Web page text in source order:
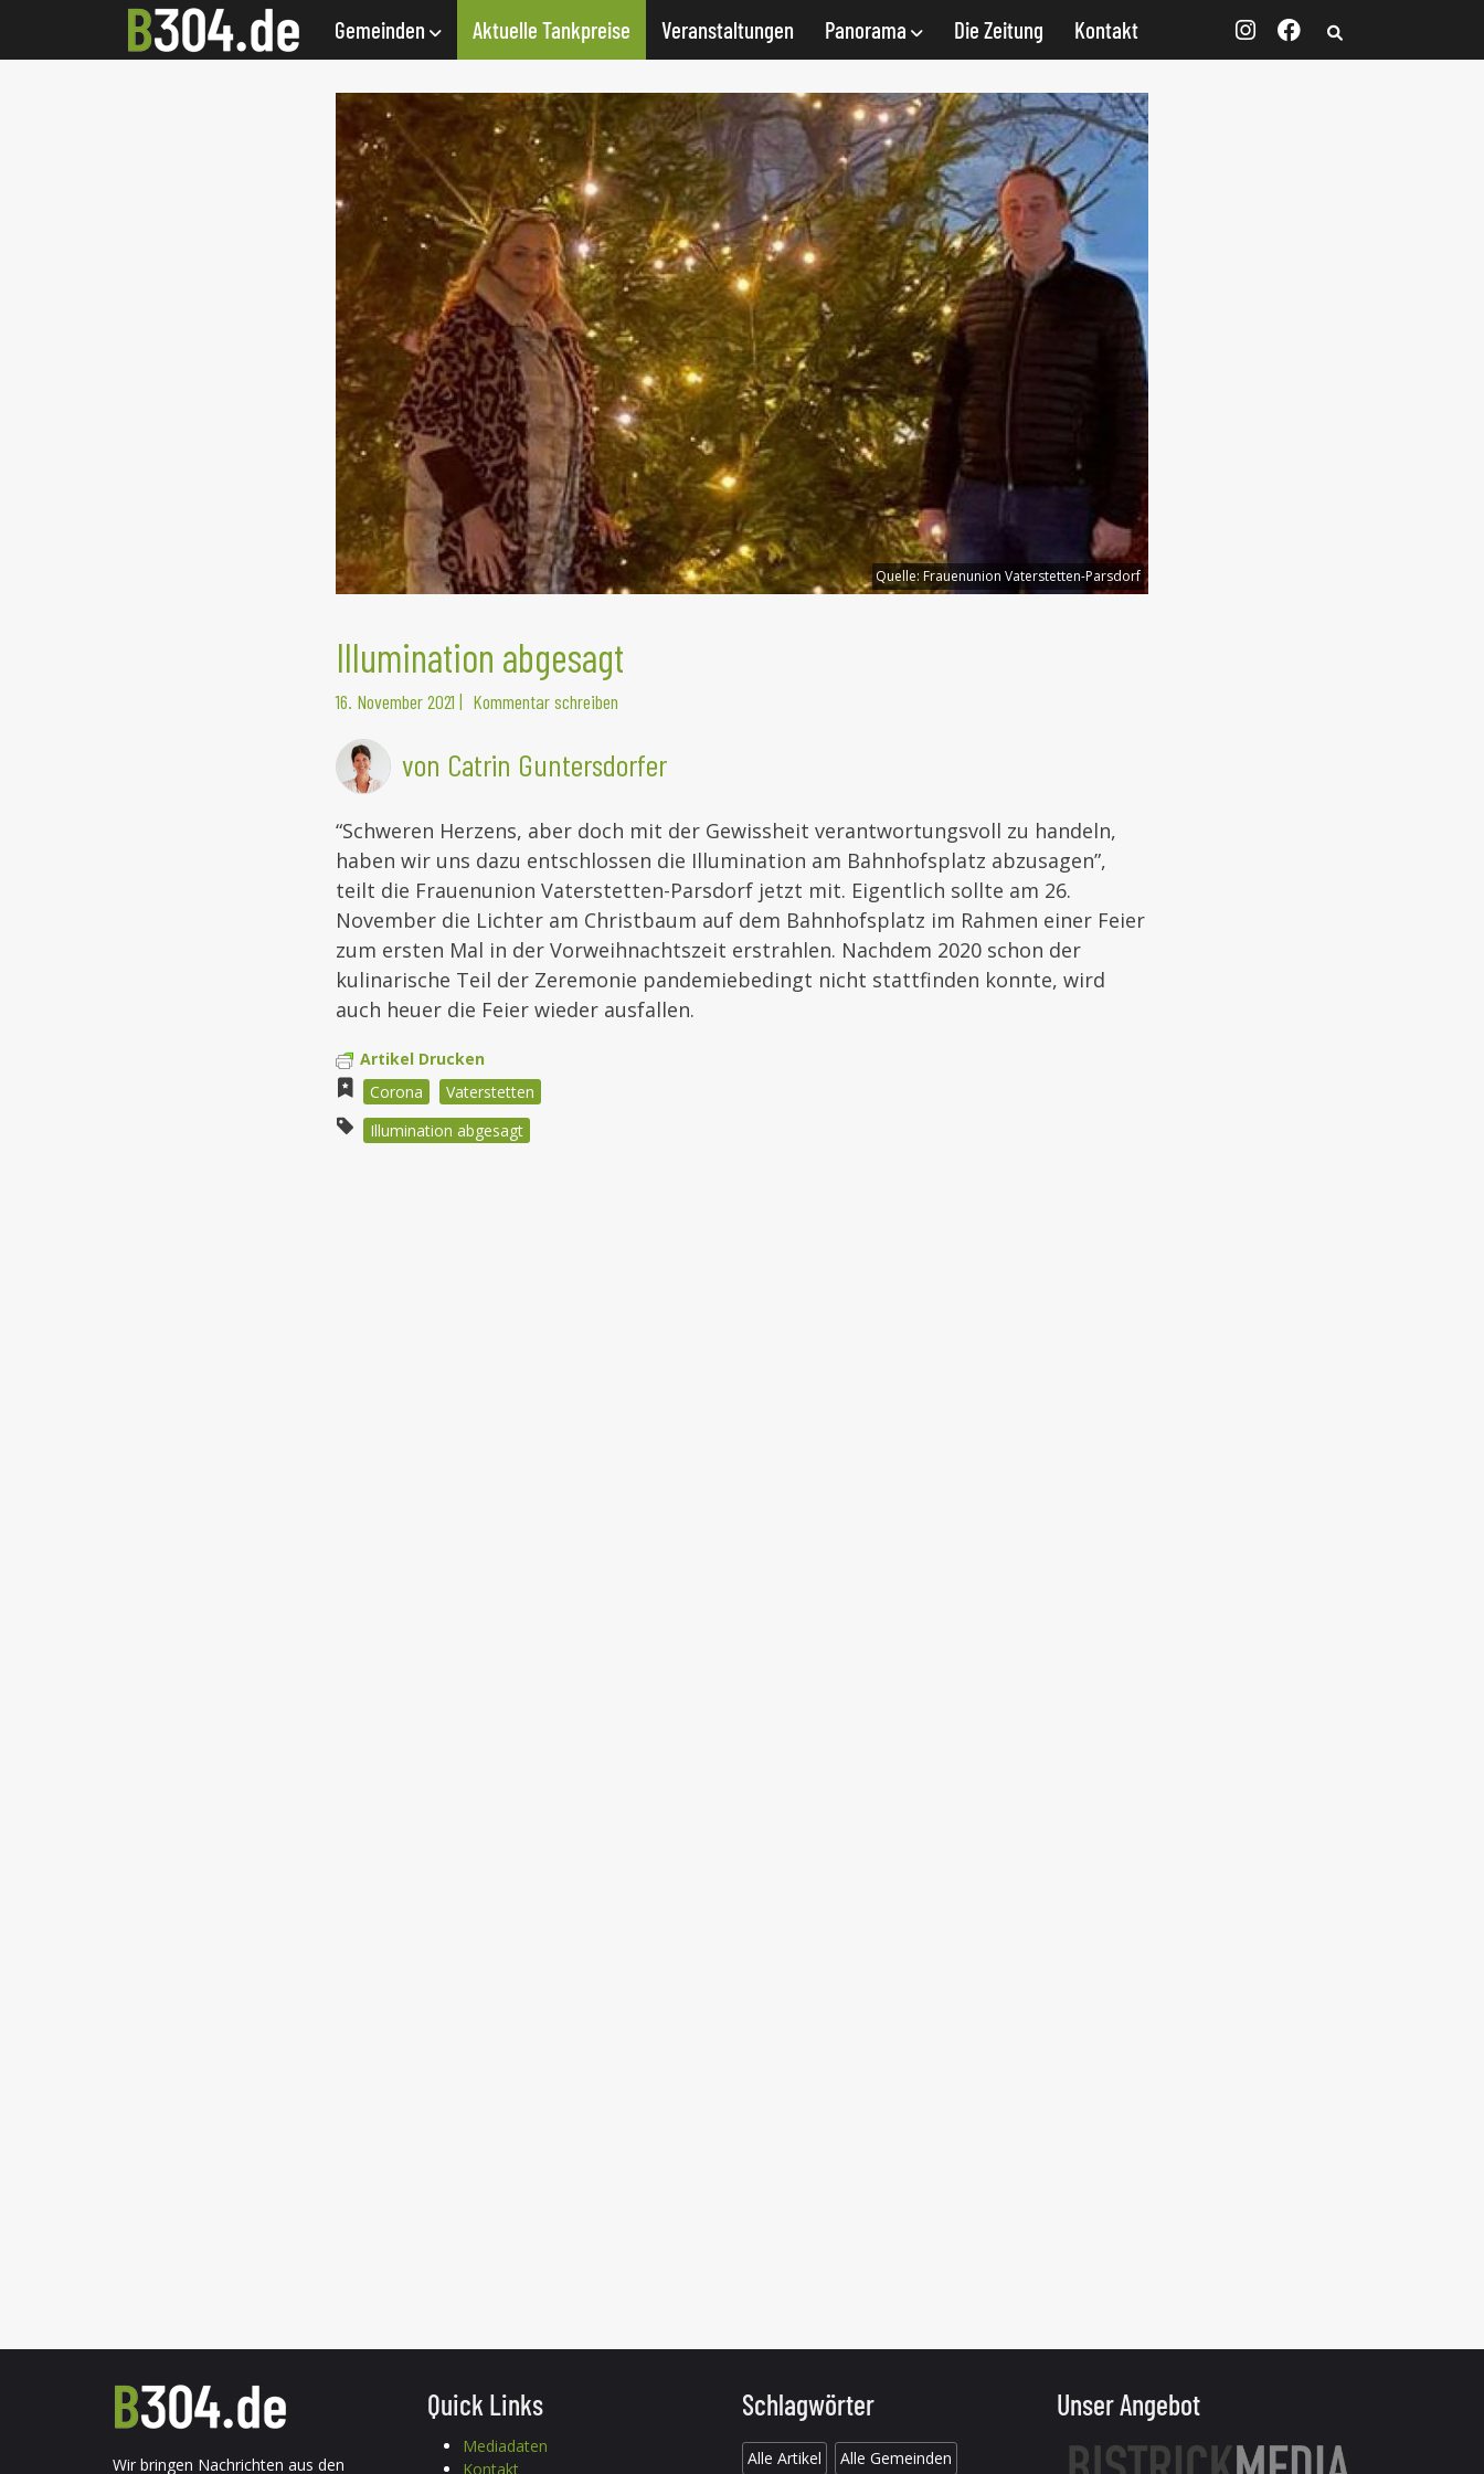
Gemeinden Aktuelle Tankpreise Veranstaltungen Panorama Die Zeitung Kontakt
Quelle: Frauenunion Vaterstetten-Parsdorf
Illumination abgesagt
16. November 2021 | Kommentar schreiben
von Catrin Guntersdorfer
“Schweren Herzens, aber doch mit der Gewissheit verantwortungsvoll zu handeln,
haben wir uns dazu entschlossen die Illumination am Bahnhofsplatz abzusagen”,
teilt die Frauenunion Vaterstetten-Parsdorf jetzt mit. Eigentlich sollte am 26.
November die Lichter am Christbaum auf dem Bahnhofsplatz im Rahmen einer Feier
zum ersten Mal in der Vorweihnachtszeit erstrahlen. Nachdem 2020 schon der
kulinarische Teil der Zeremonie pandemiebedingt nicht stattfinden konnte, wird
auch heuer die Feier wieder ausfallen.
Artikel Drucken
Corona
Vaterstetten
Illumination abgesagt
Wir bringen Nachrichten aus den
Quick Links
Mediadaten
Kontakt
Schlagwörter
Alle Artikel Alle Gemeinden
Unser Angebot